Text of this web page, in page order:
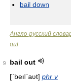
bail down
Англо-русский
out
9
bail out
[ʹbeılʹaʋt] phr v